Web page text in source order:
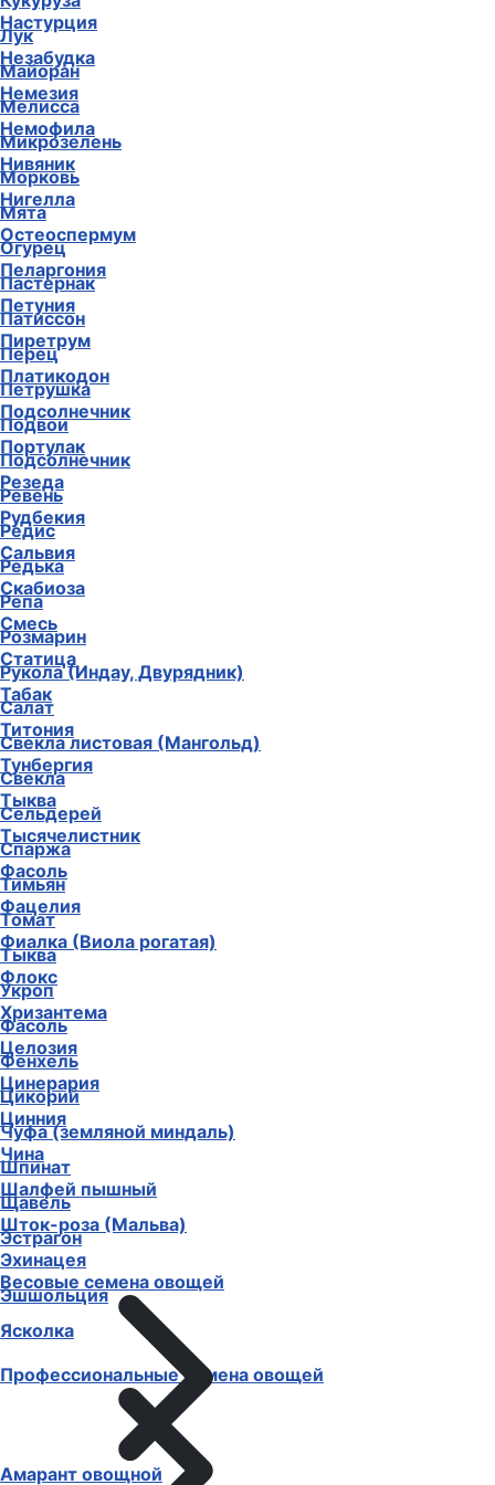
Настурция
Незабудка
Немезия
Немофила
Нивяник
Нигелла
Остеоспермум
Пеларгония
Петуния
Пиретрум
Платикодон
Подсолнечник
Портулак
Резеда
Рудбекия
Сальвия
Скабиоза
Смесь
Статица
Табак
Титония
Тунбергия
Тыква
Тысячелистник
Фасоль
Фацелия
Фиалка (Виола рогатая)
Флокс
Хризантема
Целозия
Цинерария
Цинния
Чина
Шалфей пышный
Шток-роза (Мальва)
Эхинацея
Эшшольция
Ясколка
Профессиональные семена овощей
Лук
Майоран
Мелисса
Микрозелень
Морковь
Мята
Огурец
Пастернак
Патиссон
Перец
Петрушка
Подвои
Подсолнечник
Ревень
Редис
Редька
Репа
Розмарин
Рукола (Индау, Двурядник)
Салат
Свекла листовая (Мангольд)
Свекла
Сельдерей
Спаржа
Тимьян
Томат
Тыква
Укроп
Фасоль
Фенхель
Цикорий
Чуфа (земляной миндаль)
Шпинат
Щавель
Эстрагон
Весовые семена овощей
Амарант овощной